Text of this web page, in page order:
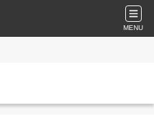
MENU